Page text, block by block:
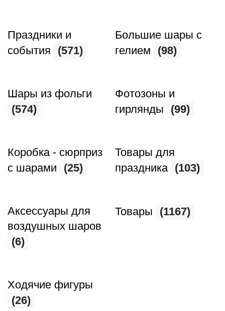
Праздники и
события
(571)
Большие шары с
гелием
(98)
Шары из фольги
(574)
Фотозоны и
гирлянды
(99)
Коробка - сюрприз
с шарами
(25)
Товары для
праздника (103)
Аксессуары для
воздушных шаров
(6)
Товары (1167)
Ходячие фигуры
(26)